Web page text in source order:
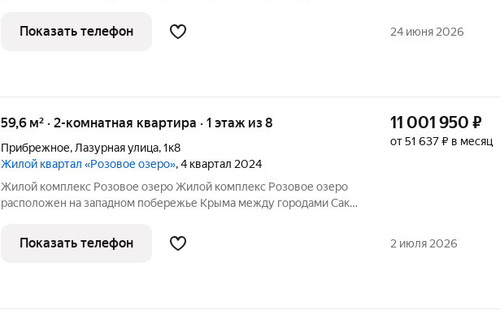
Чёрным морем и розовым озером Сасык-Сиваш в
непосредственной близости
Показать телефон 24 июня 2026
59,6 м² · 2-комнатная квартира · 1 этаж из 8
Прибрежное, Лазурная улица,1к8
Жилой квартал «Розовое озеро», 4 квартал 2024
Жилой комплекс Розовое озеро Жилой комплекс Розовое озеро
расположен на западном побережье Крыма между городами Саки
Чёрным морем и розовым озером Сасык-Сиваш в
непосредственной близости
11 001 950 ₽
от 51 637 ₽ в месяц
Показать телефон 2 июля 2026